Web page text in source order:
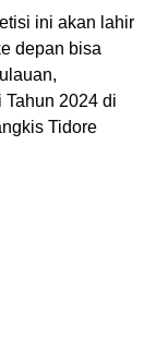
ini akan lahir
depan bisa
2024 di
Tidore